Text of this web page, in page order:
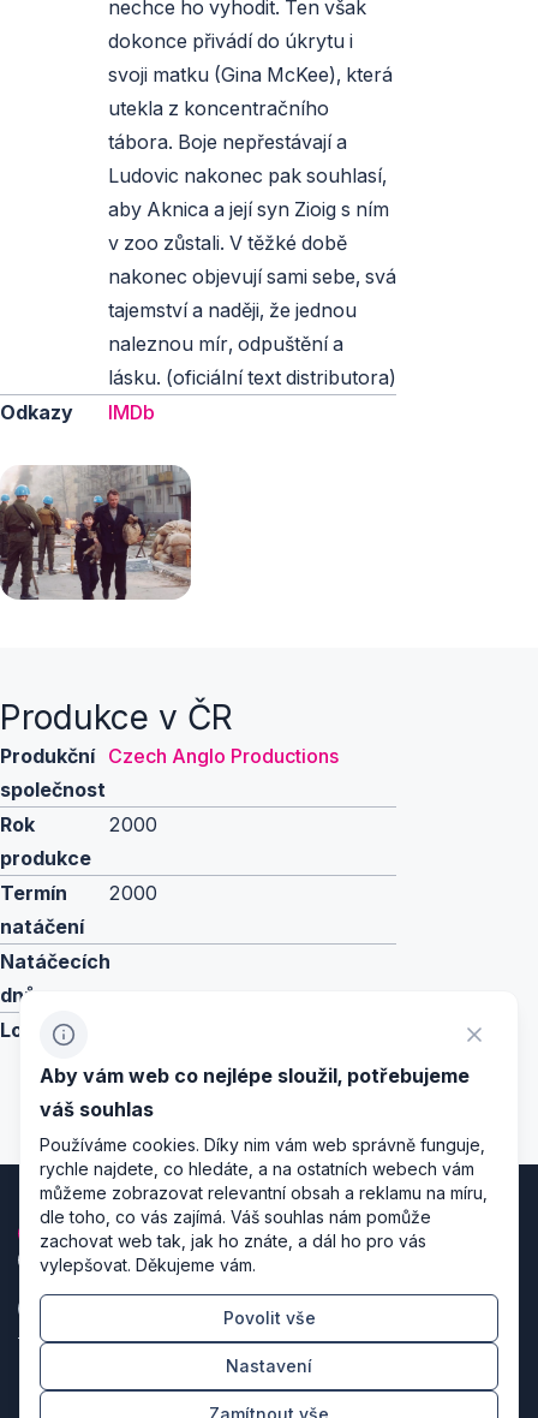
nechce ho vyhodit. Ten však
dokonce přivádí do úkrytu i
svoji matku (Gina McKee), která
utekla z koncentračního
tábora. Boje nepřestávají a
Ludovic nakonec pak souhlasí,
aby Aknica a její syn Zioig s ním
v zoo zůstali. V těžké době
nakonec objevují sami sebe, svá
tajemství a naději, že jednou
naleznou mír, odpuštění a
lásku. (oficiální text distributora)
Odkazy
IMDb
Produkce v ČR
Produkční
společnost
Czech Anglo Productions
Rok
produkce
2000
Termín
natáčení
2000
Natáčecích
dnů
Lokace
Labem, Milovice
Zásady zpracování osobních údajů
Nastavení cookies
Aby vám web co nejlépe sloužil, potřebujeme
váš souhlas
Používáme cookies. Díky nim vám web správně funguje,
rychle najdete, co hledáte, a na ostatních webech vám
můžeme zobrazovat relevantní obsah a reklamu na míru,
dle toho, co vás zajímá. Váš souhlas nám pomůže
zachovat web tak, jak ho znáte, a dál ho pro vás
vylepšovat. Děkujeme vám.
Povolit vše
Nastavení
Zamítnout vše